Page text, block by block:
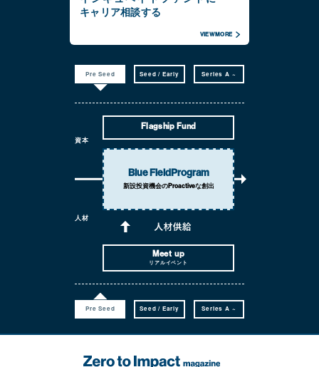
キャリア相談する
VIEW MORE
資本
人材
Pre Seed Seed / Early Series A ~
Flagship Fund
Blue FieldProgram
新設投資機会のProactiveな創出
Meet up
リアルイベント
Pre Seed Seed / Early Series A ~